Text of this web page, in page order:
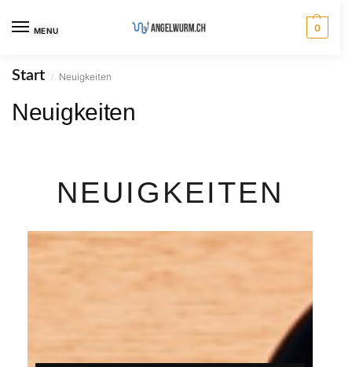
MENU 0
Start / Neuigkeiten
Neuigkeiten
NEUIGKEITEN